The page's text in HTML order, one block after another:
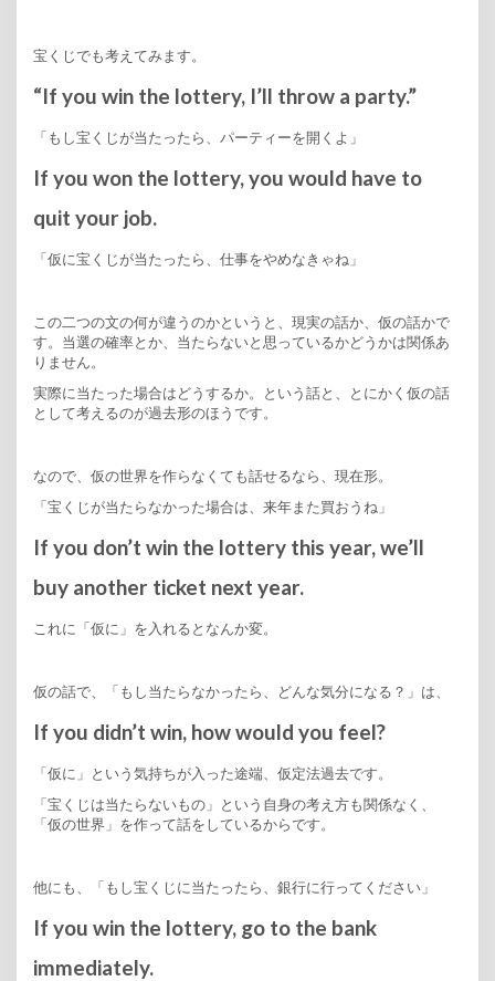
宝くじでも考えてみます。
“If you win the lottery, I’ll throw a party.”
「もし宝くじが当たったら、パーティーを開くよ」
If you won the lottery, you would have to
quit your job.
「仮に宝くじが当たったら、仕事をやめなきゃね」
この二つの文の何が違うのかというと、現実の話か、仮の話かで
す。当選の確率とか、当たらないと思っているかどうかは関係あ
りません。
実際に当たった場合はどうするか。という話と、とにかく仮の話
として考えるのが過去形のほうです。
なので、仮の世界を作らなくても話せるなら、現在形。
「宝くじが当たらなかった場合は、来年また買おうね」
If you don’t win the lottery this year, we’ll
buy another ticket next year.
これに「仮に」を入れるとなんか変。
仮の話で、「もし当たらなかったら、どんな気分になる？」は、
If you didn’t win, how would you feel?
「仮に」という気持ちが入った途端、仮定法過去です。
「宝くじは当たらないもの」という自身の考え方も関係なく、
「仮の世界」を作って話をしているからです。
他にも、「もし宝くじに当たったら、銀行に行ってください」
If you win the lottery, go to the bank
immediately.